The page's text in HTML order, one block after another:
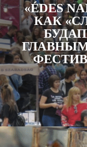
«ÉDES
КАК